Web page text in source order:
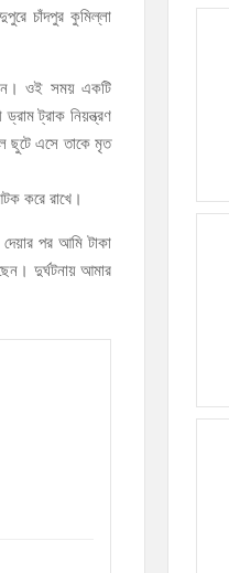
চাঁদপুর কুমিল্লা
ওই সময় একটি
ট্রাক নিয়ন্ত্রণ
ছুটে এসে তাকে মৃত
করে রাখে।
পর আমি টাকা
দুর্ঘটনায় আমার